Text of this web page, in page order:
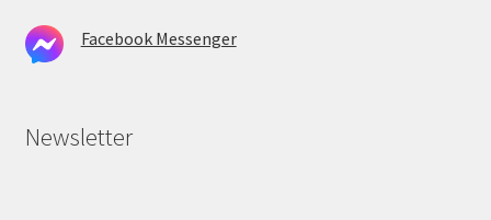
Facebook Messenger
Newsletter